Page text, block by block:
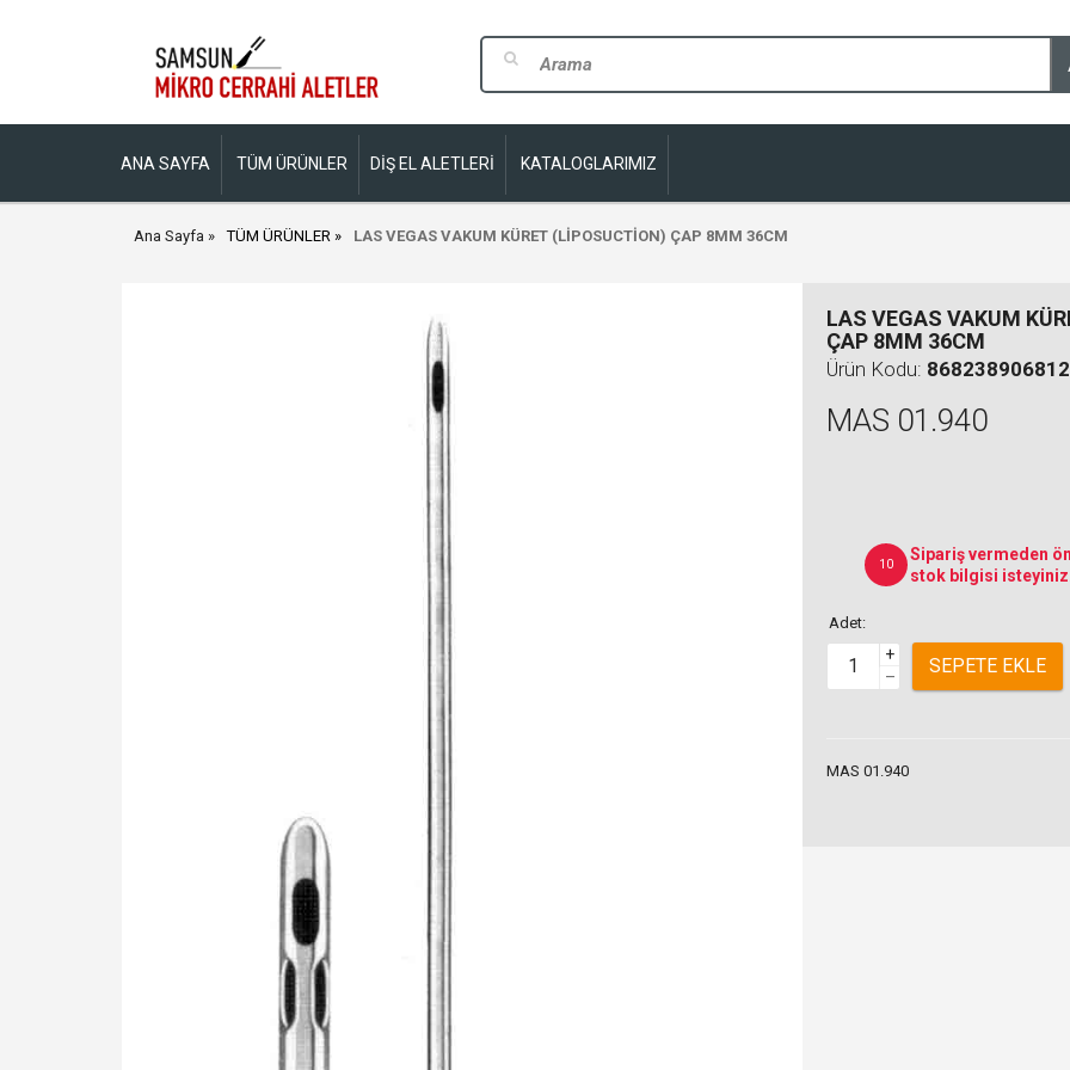
ANA SAYFA TÜM ÜRÜNLER DİŞ EL ALETLERİ KATALOGLARIMIZ
Ana Sayfa TÜM ÜRÜNLER LAS VEGAS VAKUM KÜRET (LİPOSUCTİON) ÇAP 8MM 36CM
LAS VEGAS VAKUM
ÇAP 8MM 36CM
Ürün Kodu:
MAS 01.940
10
Sipariş vermeden
stok bilgisi
Adet:
+
–
SEPETE EKLE
MAS 01.940